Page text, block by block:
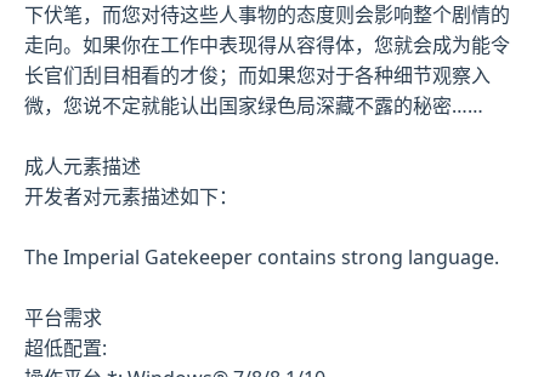
下伏笔，而您对待这些人事物的态度则会影响整个剧情的
走向。如果你在工作中表现得从容得体，您就会成为能令
长官们刮目相看的才俊；而如果您对于各种细节观察入
微，您说不定就能认出国家绿色局深藏不露的秘密……
成人元素描述
开发者对元素描述如下：
The Imperial Gatekeeper contains strong language.
平台需求
超低配置: